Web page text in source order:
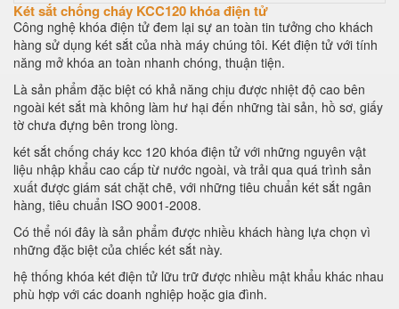
Két sắt chống cháy KCC120 khóa điện tử
Công nghệ khóa điện tử đem lại sự an toàn tin tưởng cho khách
hàng sử dụng két sắt của nhà máy chúng tôi. Két điện tử với tính
năng mở khóa an toàn nhanh chóng, thuận tiện.
Là sản phẩm đặc biệt có khả năng chịu được nhiệt độ cao bên
ngoài két sắt mà không làm hư hại đến những tài sản, hồ sơ, giấy
tờ chưa đựng bên trong lòng.
két sắt chống cháy kcc 120 khóa điện tử với những nguyên vật
liệu nhập khẩu cao cấp từ nước ngoài, và trải qua quá trình sản
xuất được giám sát chặt chẽ, với những tiêu chuẩn két sắt ngân
hàng, tiêu chuẩn ISO 9001-2008.
Có thể nói đây là sản phẩm được nhiều khách hàng lựa chọn vì
những đặc biệt của chiếc két sắt này.
hệ thống khóa két điện tử lữu trữ được nhiều mật khẩu khác nhau
phù hợp với các doanh nghiệp hoặc gia đình.